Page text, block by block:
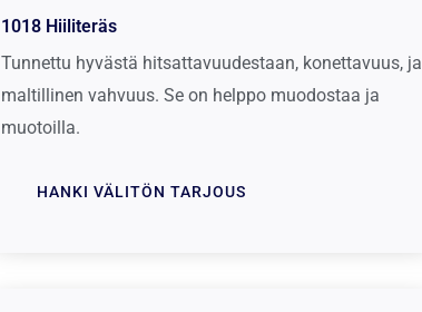
1018 Hiiliteräs
Tunnettu hyvästä hitsattavuudestaan, konettavuus, ja
maltillinen vahvuus. Se on helppo muodostaa ja
muotoilla.
HANKI VÄLITÖN TARJOUS